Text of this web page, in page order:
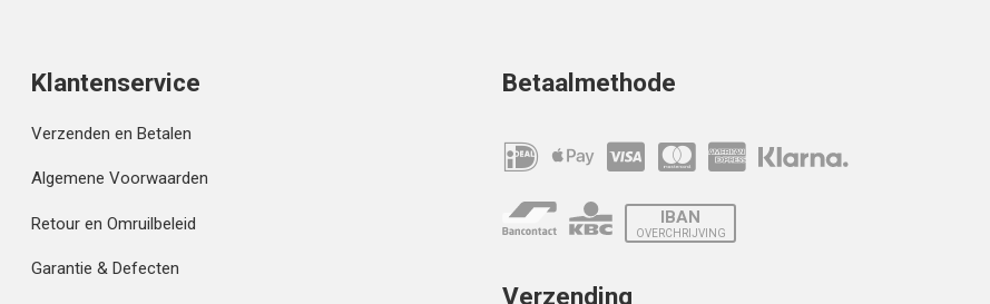
Klantenservice
Verzenden en Betalen
Algemene Voorwaarden
Retour en Omruilbeleid
Garantie & Defecten
Betaalmethode
IBAN
OVERCHRIJVING
Verzending